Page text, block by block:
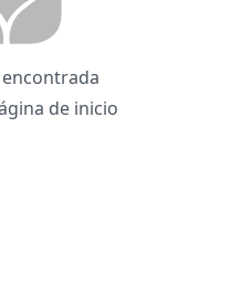
de inicio